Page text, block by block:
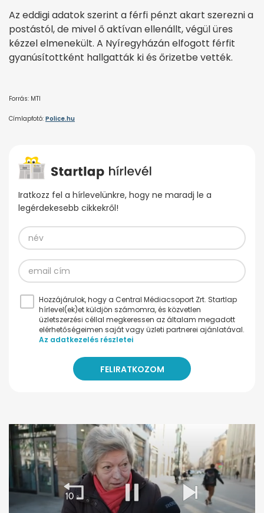
Az eddigi adatok szerint a férfi pénzt akart szerezni a
postástól, de mivel ő aktívan ellenállt, végül üres
kézzel elmenekült. A Nyíregyházán elfogott férfit
gyanúsítottként hallgatták ki és őrizetbe vették.
Forrás: MTI
Címlapfotó: Police.hu
Iratkozz fel a hírlevelünkre, hogy ne maradj le a
legérdekesebb cikkekről!
Hozzájárulok, hogy a Central Médiacsoport Zrt. Startlap
hírlevel(ek)et küldjön számomra, és közvetlen
üzletszerzési céllal megkeressen az általam megadott
elérhetőségeimen saját vagy üzleti partnerei ajánlatával.
Az adatkezelés részletei